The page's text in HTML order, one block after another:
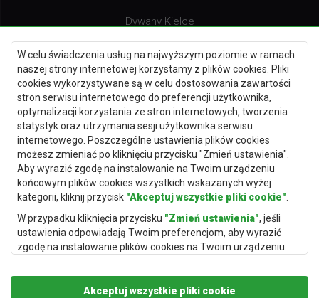
W celu świadczenia usług na najwyższym poziomie w ramach
naszej strony internetowej korzystamy z plików cookies. Pliki
cookies wykorzystywane są w celu dostosowania zawartości
stron serwisu internetowego do preferencji użytkownika,
optymalizacji korzystania ze stron internetowych, tworzenia
statystyk oraz utrzymania sesji użytkownika serwisu
internetowego. Poszczególne ustawienia plików cookies
możesz zmieniać po kliknięciu przycisku "Zmień ustawienia".
Aby wyrazić zgodę na instalowanie na Twoim urządzeniu
końcowym plików cookies wszystkich wskazanych wyżej
kategorii, kliknij przycisk "Akceptuj wszystkie pliki cookie"
W przypadku kliknięcia przycisku "Zmień ustawienia", jeśli
ustawienia odpowiadają Twoim preferencjom, aby wyrazić
zgodę na instalowanie plików cookies na Twoim urządzeniu
"Zapisz i zaakceptuj".
Akceptuj wszystkie pliki cookie
Dywany Kielce
Dywany Gdańsk
Dywany Toruń
Dywany Bydgoszcz
Dywany Łódź
Dywany Katowice
Dywany Rzeszów
Dywany Częstochowa